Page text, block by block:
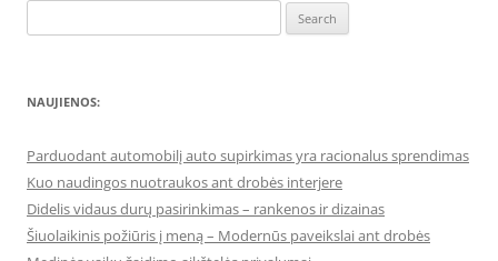
for:
NAUJIENOS:
Parduodant automobilį auto supirkimas yra racionalus sprendimas
Kuo naudingos nuotraukos ant drobės interjere
Didelis vidaus durų pasirinkimas – rankenos ir dizainas
Šiuolaikinis požiūris į meną – Modernūs paveikslai ant drobės